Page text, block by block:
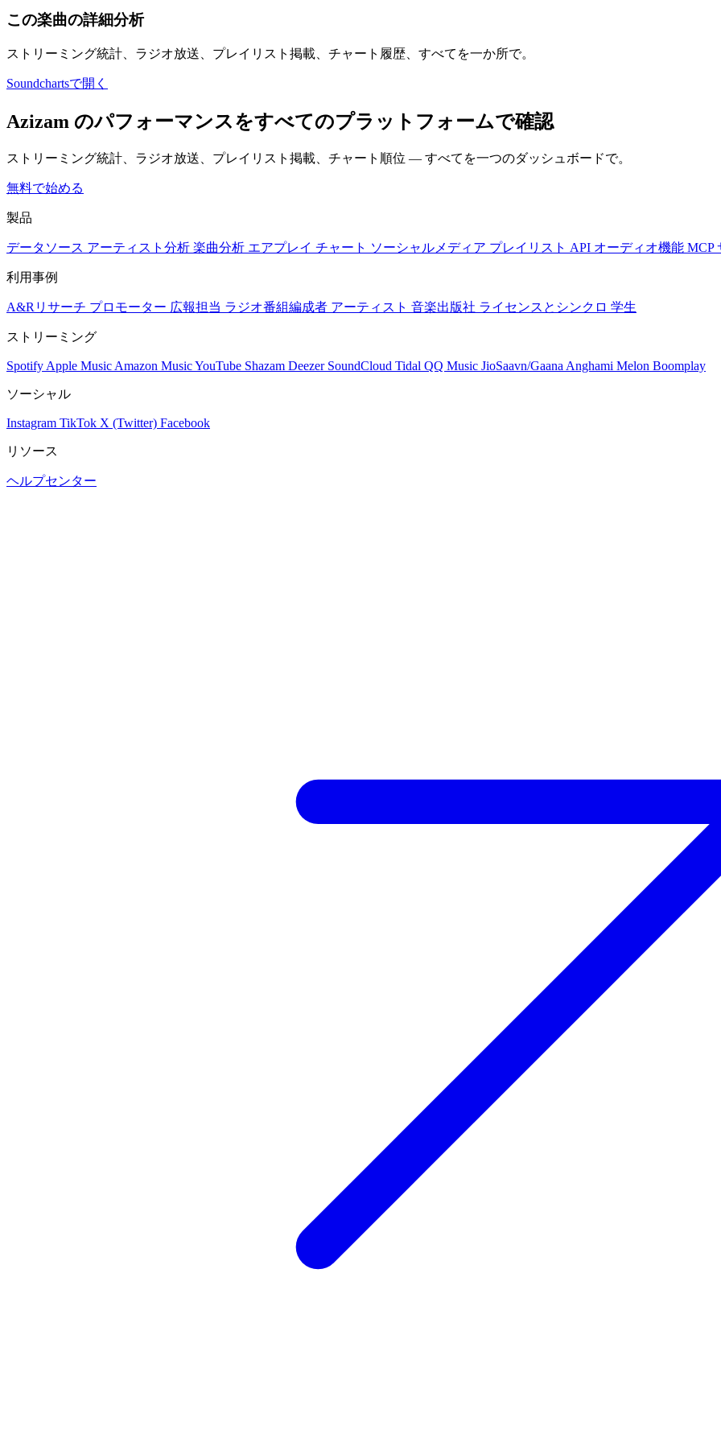
この楽曲の詳細分析
ストリーミング統計、ラジオ放送、プレイリスト掲載、チャート履歴、すべてを一か所で。
Soundchartsで開く
Azizam のパフォーマンスをすべてのプラットフォームで確認
ストリーミング統計、ラジオ放送、プレイリスト掲載、チャート順位 — すべてを一つのダッシュボードで。
無料で始める
製品
データソース アーティスト分析 楽曲分析 エアプレイ チャート ソーシャルメディア プレイリスト API オーディオ機能 MCP
利用事例
A&Rリサーチ プロモーター 広報担当 ラジオ番組編成者 アーティスト 音楽出版社 ライセンスとシンクロ 学生
ストリーミング
Spotify Apple Music Amazon MusicYouTube Shazam Deezer SoundCloud Tidal QQ Music JioSaavn/Gaana Anghami Melon Boomplay
ソーシャル
Instagram TikTok X (Twitter) Facebook
リソース
ヘルプセンター